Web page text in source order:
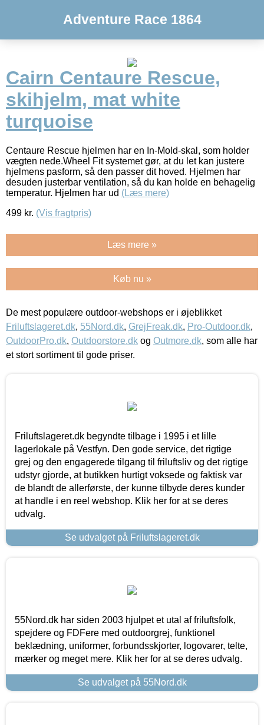
Adventure Race 1864
Cairn Centaure Rescue,
skihjelm, mat white
turquoise
Centaure Rescue hjelmen har en In-Mold-skal, som holder
vægten nede.Wheel Fit systemet gør, at du let kan justere
hjelmens pasform, så den passer dit hoved. Hjelmen har
desuden justerbar ventilation, så du kan holde en behagelig
temperatur. Hjelmen har ud (Læs mere)
499 kr. (Vis fragtpris)
Læs mere »
Køb nu »
De mest populære outdoor-webshops er i øjeblikket
Friluftslageret.dk, 55Nord.dk, GrejFreak.dk, Pro-Outdoor.dk,
OutdoorPro.dk, Outdoorstore.dk og Outmore.dk, som alle har
et stort sortiment til gode priser.
Friluftslageret.dk begyndte tilbage i 1995 i et lille
lagerlokale på Vestfyn. Den gode service, det rigtige
grej og den engagerede tilgang til friluftsliv og det rigtige
udstyr gjorde, at butikken hurtigt voksede og faktisk var
de blandt de allerførste, der kunne tilbyde deres kunder
at handle i en reel webshop. Klik her for at se deres
udvalg.
Se udvalget på Friluftslageret.dk
55Nord.dk har siden 2003 hjulpet et utal af friluftsfolk,
spejdere og FDFere med outdoorgrej, funktionel
beklædning, uniformer, forbundsskjorter, logovarer, telte,
mærker og meget mere. Klik her for at se deres udvalg.
Se udvalget på 55Nord.dk